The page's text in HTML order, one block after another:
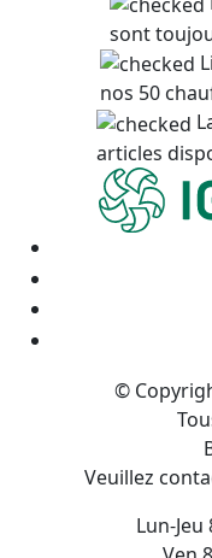
sont
nos 50
articles
©
Veuillez
Lun-